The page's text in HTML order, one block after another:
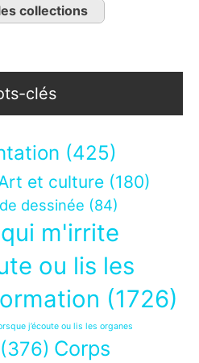
collections
clés
(425)
et culture (180)
dessinée (84)
m'irrite
ou lis les
(1726)
j’écoute ou lis les organes
(376) Corps